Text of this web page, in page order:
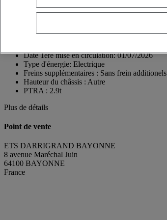
Céline PECOL
Date 1ère mise en circulation:01/07/2026
Type d'énergie: Electrique
Freins supplémentaires : Sans frein additionels
Hauteur du châssis : Autre
PTRA : 2.9t
Plus de détails
Point de vente
ETS DARRIGRAND BAYONNE
8 avenue Maréchal Juin
64100 BAYONNE
France